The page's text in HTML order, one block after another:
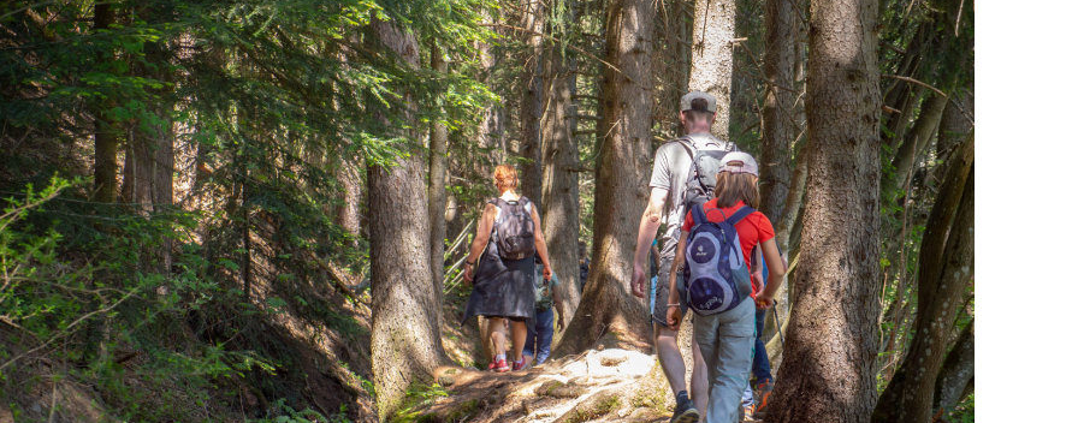
& BISSES
LES MURS